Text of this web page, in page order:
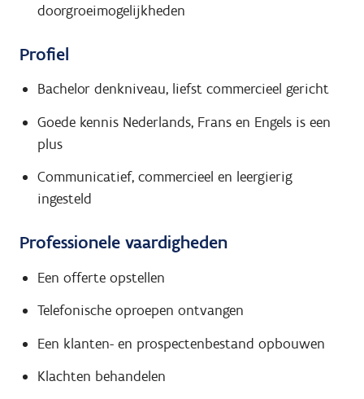
doorgroeimogelijkheden
Profiel
Bachelor denkniveau, liefst commercieel gericht
Goede kennis Nederlands, Frans en Engels is een
plus
Communicatief, commercieel en leergierig
ingesteld
Professionele vaardigheden
Een offerte opstellen
Telefonische oproepen ontvangen
Een klanten- en prospectenbestand opbouwen
Klachten behandelen